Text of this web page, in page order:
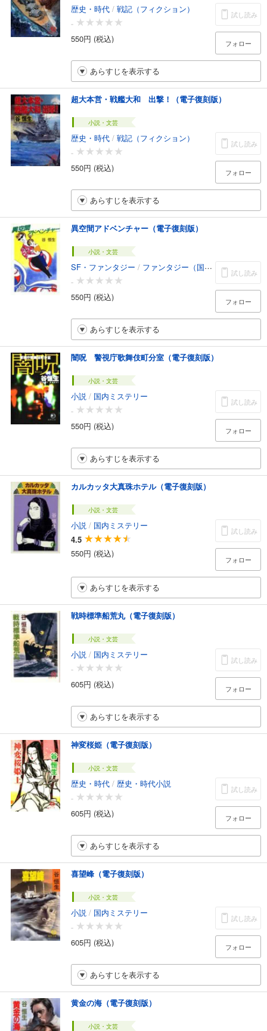
歴史・時代 / 戦記（フィクション）
-
550円 (税込)
試し読み
フォロー
あらすじを表示する
超大本営・戦艦大和 出撃！（電子復刻版）
小説・文芸
歴史・時代 / 戦記（フィクション）
-
550円 (税込)
試し読み
フォロー
あらすじを表示する
異空間アドベンチャー（電子復刻版）
小説・文芸
SF・ファンタジー / ファンタジー（国内）
-
550円 (税込)
試し読み
フォロー
あらすじを表示する
闇呪 警視庁歌舞伎町分室（電子復刻版）
小説・文芸
小説 / 国内ミステリー
-
550円 (税込)
試し読み
フォロー
あらすじを表示する
カルカッタ大真珠ホテル（電子復刻版）
小説・文芸
小説 / 国内ミステリー
4.5
550円 (税込)
試し読み
フォロー
あらすじを表示する
戦時標準船荒丸（電子復刻版）
小説・文芸
小説 / 国内ミステリー
-
605円 (税込)
試し読み
フォロー
あらすじを表示する
神変桜姫（電子復刻版）
小説・文芸
歴史・時代 / 歴史・時代小説
-
605円 (税込)
試し読み
フォロー
あらすじを表示する
喜望峰（電子復刻版）
小説・文芸
小説 / 国内ミステリー
-
605円 (税込)
試し読み
フォロー
あらすじを表示する
黄金の海（電子復刻版）
小説・文芸